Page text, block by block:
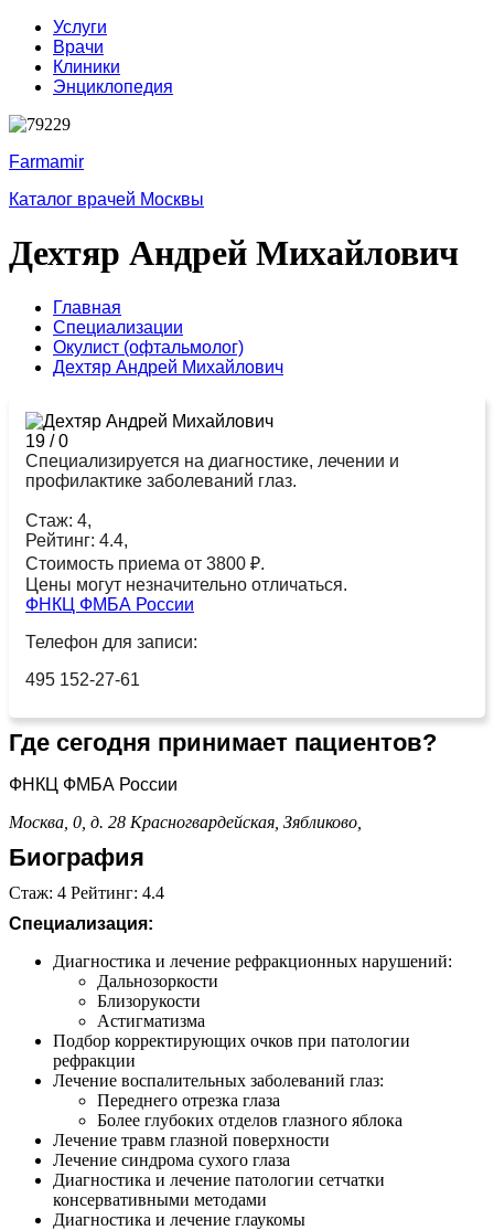
Услуги
Врачи
Клиники
Энциклопедия
Farmamir
Каталог врачей Москвы
Дехтяр Андрей Михайлович
Главная
Специализации
Окулист (офтальмолог)
Дехтяр Андрей Михайлович
19 /0
Специализируется на диагностике, лечении и
профилактике заболеваний глаз.
Стаж: 4,
Рейтинг: 4.4,
Стоимость приема от 3800 ₽.
Цены могут незначительно отличаться.
ФНКЦ ФМБА России
Телефон для записи:
495 152-27-61
Где сегодня принимает пациентов?
ФНКЦ ФМБА России
Москва, 0, д. 28 Красногвардейская, Зябликово,
Биография
Стаж: 4 Рейтинг: 4.4
Специализация:
Диагностика и лечение рефракционных нарушений:
Дальнозоркости
Близорукости
Астигматизма
Подбор корректирующих очков при патологии
рефракции
Лечение воспалительных заболеваний глаз:
Переднего отрезка глаза
Более глубоких отделов глазного яблока
Лечение травм глазной поверхности
Лечение синдрома сухого глаза
Диагностика и лечение патологии сетчатки
консервативными методами
Диагностика и лечение глаукомы